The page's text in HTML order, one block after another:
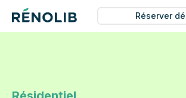
Réserver